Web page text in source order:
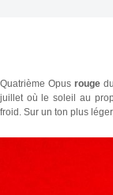
Quatrième Opus rouge
juillet où le soleil au
froid. Sur un ton plus